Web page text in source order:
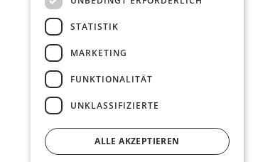
STATISTIK
MARKETING
FUNKTIONALITÄT
UNKLASSIFIZIERTE
ALLE AKZEPTIEREN